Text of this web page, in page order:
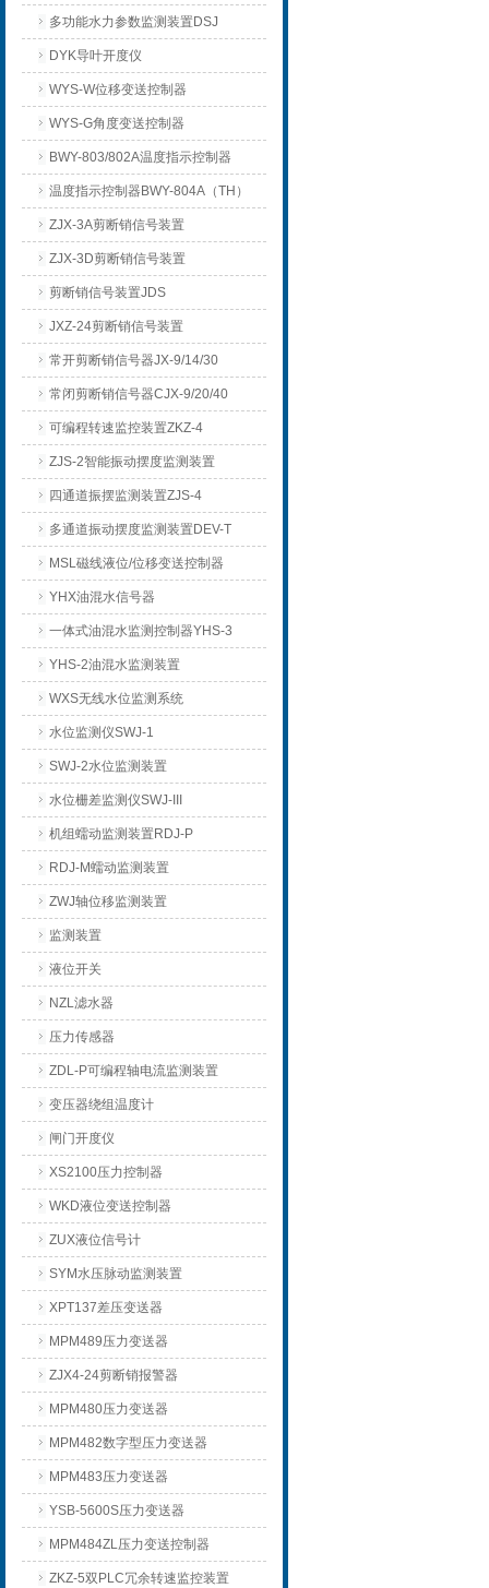
多功能水力参数监测装置DSJ
DYK导叶开度仪
WYS-W位移变送控制器
WYS-G角度变送控制器
BWY-803/802A温度指示控制器
温度指示控制器BWY-804A（TH）
ZJX-3A剪断销信号装置
ZJX-3D剪断销信号装置
剪断销信号装置JDS
JXZ-24剪断销信号装置
常开剪断销信号器JX-9/14/30
常闭剪断销信号器CJX-9/20/40
可编程转速监控装置ZKZ-4
ZJS-2智能振动摆度监测装置
四通道振摆监测装置ZJS-4
多通道振动摆度监测装置DEV-T
MSL磁线液位/位移变送控制器
YHX油混水信号器
一体式油混水监测控制器YHS-3
YHS-2油混水监测装置
WXS无线水位监测系统
水位监测仪SWJ-1
SWJ-2水位监测装置
水位栅差监测仪SWJ-III
机组蠕动监测装置RDJ-P
RDJ-M蠕动监测装置
ZWJ轴位移监测装置
监测装置
液位开关
NZL滤水器
压力传感器
ZDL-P可编程轴电流监测装置
变压器绕组温度计
闸门开度仪
XS2100压力控制器
WKD液位变送控制器
ZUX液位信号计
SYM水压脉动监测装置
XPT137差压变送器
MPM489压力变送器
ZJX4-24剪断销报警器
MPM480压力变送器
MPM482数字型压力变送器
MPM483压力变送器
YSB-5600S压力变送器
MPM484ZL压力变送控制器
ZKZ-5双PLC冗余转速监控装置